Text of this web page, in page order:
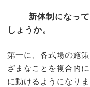
── 新体制になって
しょうか。
第一に、各式場の施
ざまなことを複合的
に動けるようになり